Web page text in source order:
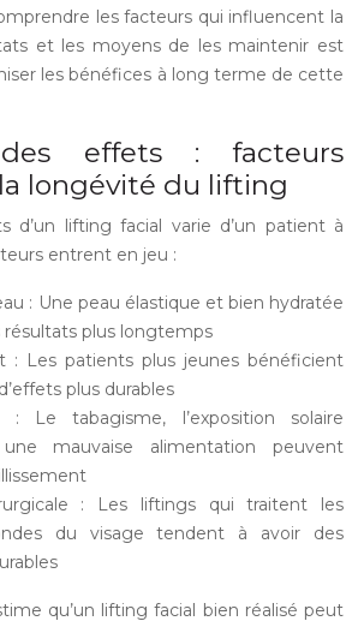
les facteurs qui influencent la
et les moyens de les maintenir est
les bénéfices à long terme de cette
des effets : facteurs
longévité du lifting
d’un lifting facial varie d’un patient à
entrent en jeu :
: Une peau élastique et bien hydratée
résultats plus longtemps
: Les patients plus jeunes bénéficient
plus durables
Le tabagisme, l’exposition solaire
mauvaise alimentation peuvent
: Les liftings qui traitent les
du visage tendent à avoir des
qu’un lifting facial bien réalisé peut